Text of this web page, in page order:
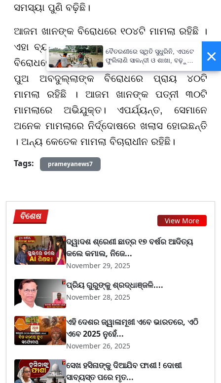
ସମସ୍ୟା ପୁଣି ବଢ଼ିଛି।
ଆଜମ ଖାନଙ୍କ ବିରୋଧରେ ୧୦୪ଟି ମାମଲା ରହିଛି ।
ଏହା ବ୍ୟତୀତ, ତାଙ୍କ ବଡ଼ ପୁଅ ଆଦିବ ଆଜମଙ୍କ
ବିରୋଧରେ ୨୦ରୁ ଅଧିକ ମାମଲା ଏବଂ ତାଙ୍କ ସାନ
ପୁଅ ଅବଦୁଲ୍ଲାଙ୍କ ବିରୋଧରେ ପ୍ରାୟ ୪୦ଟି
ମାମଲା ରହିଛି । ଆଜମ ଖାନଙ୍କ ପତ୍ନୀ ୩୦ଟି
ମାମଲାରେ ଅଭିଯୁକ୍ତ। ଏପର୍ଯ୍ୟନ୍ତ, ସେମାନେ
ଅନେକ ମାମଲାରେ ନିର୍ଦ୍ଦୋଷରେ ଖଲାସ ହୋଇଛନ୍ତି
। ଅନ୍ୟ କେତେକ ମାମଲା ବିଚାରାଧୀନ ରହିଛି।
Tags:
prameyanews7
ବିଶେଷ View More
ଦ୍ୱାଦଶ ଶ୍ରେଣୀ ଛାତ୍ର ୧୭ ବର୍ଷର ଆଦିତ୍ୟ
କଲେ କମାଲ, ନିଜେ...
November 29, 2025
ପ୍ରିୟ ଗୁରୁଙ୍କୁ ଶ୍ରଦ୍ଧାଞ୍ଜଳି....
November 28, 2025
ଏହି ଦେଶର ଜ୍ୱାଳାମୂଖୀ ଏବେ ଭାରତରେ, ଏଠି
ଏବେ 2025 ନୁହେଁ...
November 26, 2025
ସେଖ ହସିନାଙ୍କୁ ଦିଆଯିବ ଫାଶୀ ! ଦୋଷୀ
ସାବ୍ୟସ୍ତ ପରେ ମୃତ...
×
ବୈତରଣୀରେ ସ୍ଥିତି ସୁଧୁରିନି, ଏପଟେ
ଫୁଲିଲାଣି ସାଳନ୍ଦୀ ଓ ଶାଖା, ବଢ଼ୁଛି
ବନ୍ୟା ଭୟ